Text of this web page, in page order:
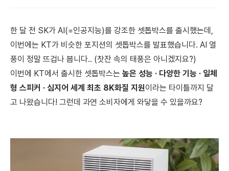
한 달 전 SK가 AI(=인공지능)를 강조한 셋톱박스를 출시했는데,
이번에는 KT가 비슷한 포지션의 셋톱박스를 발표했습니다. AI 열
풍이 정말 뜨겁나 봅니다.. (찻잔 속의 태풍은 아니겠지요?)
이번에 KT에서 출시한 셋톱박스는 높은 성능 · 다양한 기능 · 일체
형 스피커 · 심지어 세계 최초 8K화질 지원이라는 타이틀까지 달
고 나왔습니다! 그런데 과연 소비자에게 와닿을 수 있을까요?